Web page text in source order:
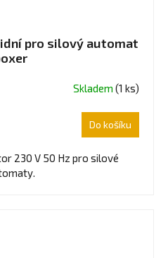
pro silový automat
Skladem (1 ks)
Do košíku
230 V 50 Hz pro silové